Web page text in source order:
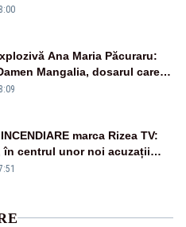
Ana Maria Păcuraru:
Mangalia, dosarul care
României
marca Rizea TV:
în centrul unor noi acuzații